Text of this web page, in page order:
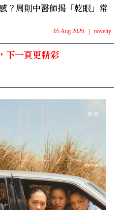
？周則中醫師揭「乾眼」常
05 Aug 2026 | novelty
下一頁更精彩